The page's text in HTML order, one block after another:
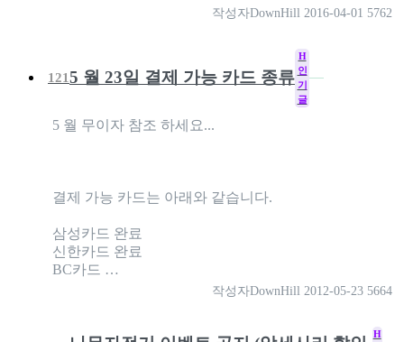
작성자DownHill 2016-04-01 5762
1215 월 23일 결제 가능 카드 종류
H
인
기
글
5 월 무이자 참조 하세요...
결제 가능 카드는 아래와 같습니다.
삼성카드 완료
신한카드 완료
BC카드 …
작성자DownHill 2012-05-23 5664
H